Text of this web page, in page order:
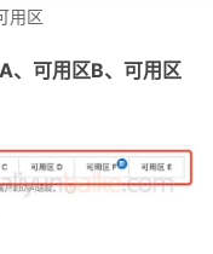
用区
、可用区B、可用区